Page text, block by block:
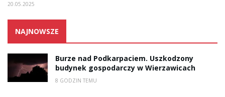
20.05.2025
NAJNOWSZE
Burze nad Podkarpaciem. Uszkodzony
budynek gospodarczy w Wierzawicach
8 GODZIN TEMU